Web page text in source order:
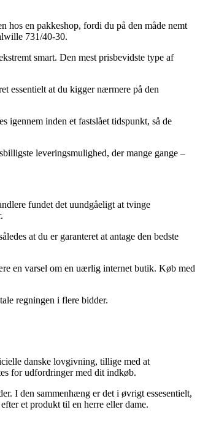
en pakkeshop, fordi du på den måde nemt
731/40-30.
smart. Den mest prisbevidste type af
essentielt at du kigger nærmere på den
igennem inden et fastslået tidspunkt, så de
leveringsmulighed, der mange gange –
fundet det uundgåeligt at tvinge
at du er garanteret at antage den bedste
en varsel om en uærlig internet butik. Køb med
regningen i flere bidder.
danske lovgivning, tillige med at
for udfordringer med dit indkøb.
I den sammenhæng er det i øvrigt essesentielt,
et produkt til en herre eller dame.